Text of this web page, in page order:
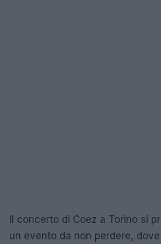
Il concerto di Coez a Torino si
un evento da non perdere,